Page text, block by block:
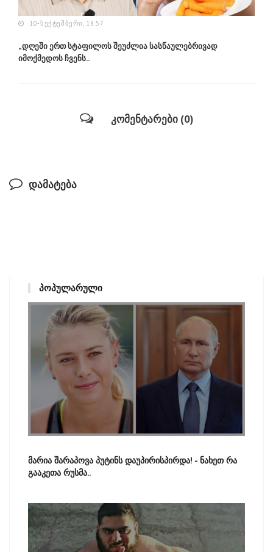
10-ᲡᲔᲥᲢᲔᲛᲑᲔᲠᲘ, 18:57
„დღეში ერთ სტაფილოს შეუძლია სასწაულებრივად
იმოქმედოს ჩვენს..
კომენტარები (0)
დამატება
ᲞᲝᲞᲣᲚᲐᲠᲣᲚᲘ
მარია შარაპოვა პუტინს დაუპირისპირდა! - ნახეთ რა
გააკეთა რუსმა..